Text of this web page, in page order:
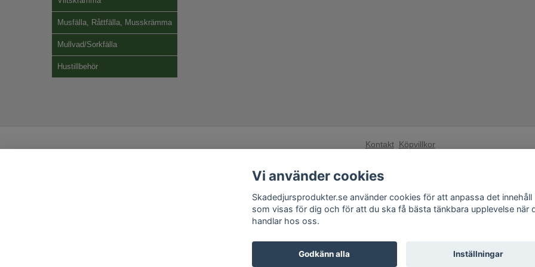
Musfälla, Råttfälla, Musskrämma
Mullvad/Sorkfälla
Hustillbehör
Kontakt Köpvillkor
Få vårt nyhetsbrev
Anmäl
Andra butiker från Fågelskrämma Sverige AB:
© Copyright 2026 Skadedjursprodukter.se
Vi använder cookies
Skadedjursprodukter.se använder cookies för att anpassa det innehåll
som visas för dig och för att du ska få bästa tänkbara upplevelse när
handlar hos oss.
Godkänn alla Inställningar